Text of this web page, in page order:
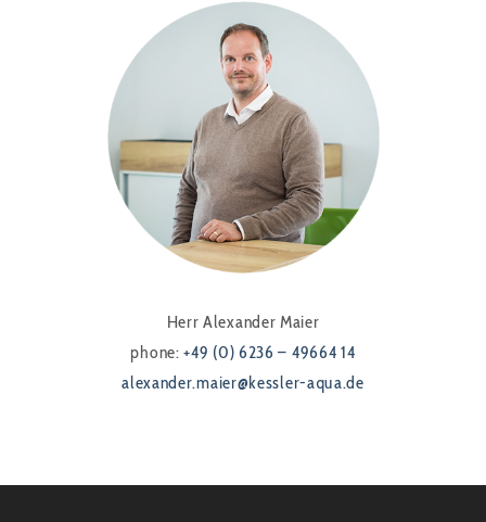
Herr Alexander Maier
phone:+49 (0) 6236 – 49664 14
alexander.maier@kessler-aqua.de